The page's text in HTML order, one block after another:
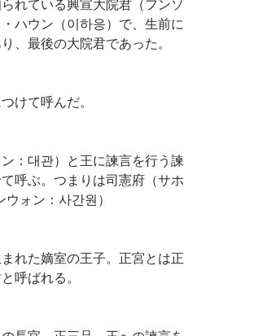
れている興宣大院君（フンソ
ハウン（이하응）で、生前に
、最後の大院君であった。
けて呼んだ。
：대관）と王に諫言を行う諫
呼ぶ。つまりは司憲府（サホ
ォン：사간원）
れた嫡室の王子。正宮とは正
呼ばれる。